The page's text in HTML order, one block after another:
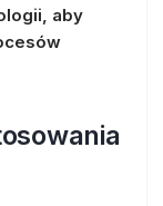
aby